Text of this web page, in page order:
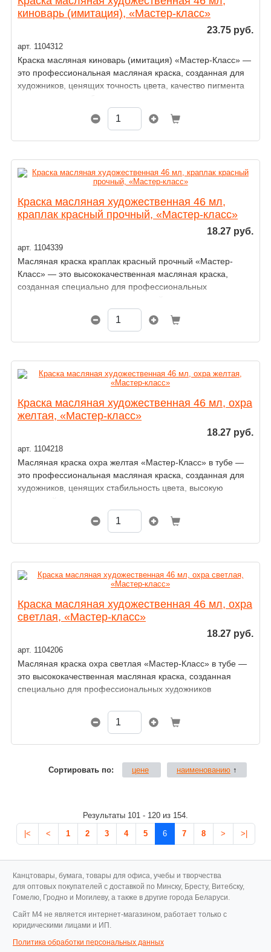
киноварь (имитация), «Мастер-класс»
23.75 руб.
арт. 1104312
Краска масляная киноварь (имитация) «Мастер-Класс» —
это профессиональная масляная краска, созданная для
художников, ценящих точность цвета, качество пигмента
Краска масляная художественная 46 мл,
краплак красный прочный, «Мастер-класс»
18.27 руб.
арт. 1104339
Масляная краска краплак красный прочный «Мастер-
Класс» — это высококачественная масляная краска,
созданная специально для профессиональных
и выразительность цвета.
Краска масляная художественная 46 мл, охра
желтая, «Мастер-класс»
18.27 руб.
арт. 1104218
Масляная краска охра желтая «Мастер-Класс» в тубе —
это профессиональная масляная краска, созданная для
художников, ценящих стабильность цвета, высокую
Краска масляная художественная 46 мл, охра
светлая, «Мастер-класс»
18.27 руб.
арт. 1104206
Масляная краска охра светлая «Мастер-Класс» в тубе —
это высококачественная масляная краска, созданная
специально для профессиональных художников
Сортировать по: цене наименованию ↑
Результаты 101 - 120 из 154.
|<
< 1 2 3 4 5 6 7 8 > >|
Канцтовары, бумага, товары для офиса, учебы и творчества
для оптовых покупателей с доставкой по Минску, Бресту, Витебску,
Гомелю, Гродно и Могилеву, а также в другие города Беларуси.
Cайт M4 не является интернет-магазином, работает только с
юридическими лицами и ИП.
Политика обработки персональных данных